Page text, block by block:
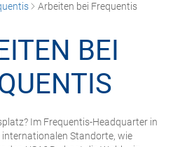
Arbeiten bei Frequentis
BEI
Im Frequentis-Headquarter in
internationalen Standorte, wie